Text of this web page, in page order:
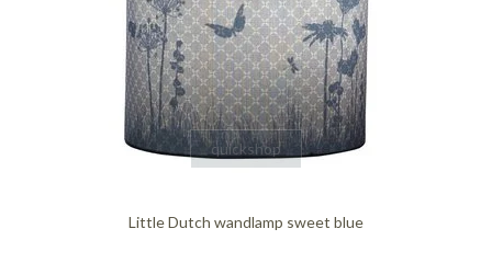
quickshop
Little Dutch wandlamp sweet blue